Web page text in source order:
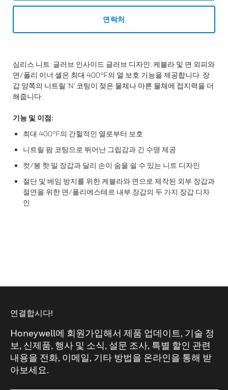
연락처
심리스 니트: 글러브 인사이드 글러브 디자인: 케블라 및 면 외피와
면/폴리 이너 셸은 최대 400°F의 열 보호 기능을 제공합니다. 장
갑 양쪽의 니트릴 'N' 코팅이 젖은 물체나 마른 물체에 접지력을 더
해줍니다.
기능 및 이점:
최대 400°F의 간헐적인 열로부터 보호
니트릴 팜 코팅으로 뛰어난 그립감과 긴 수명 제공
컷/봉 핫 밀 장갑과 달리 손이 숨을 쉴 수 있는 니트 디자인
절단 및 베임 방지를 위한 케블라와 면으로 제작된 외부 장갑과
절연을 위한 면/폴리에스테르 내부 장갑의 두 가지 장갑 디자
인
연결합시다!
Honeywell에 회원가입해서 제품 업데이트, 기술 정
보, 신제품, 행사 및 소식, 설문 조사, 특별 할인 관련
내용을 전화, 이메일, 기타 방법을 온라인을 통해 받
아보세요.